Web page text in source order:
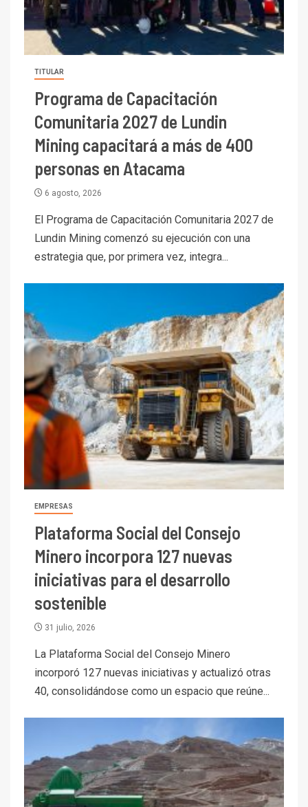
TITULAR
Programa de Capacitación
Comunitaria 2027 de Lundin
Mining capacitará a más de 400
personas en Atacama
6 agosto, 2026
El Programa de Capacitación Comunitaria 2027 de
Lundin Mining comenzó su ejecución con una
estrategia que, por primera vez, integra...
EMPRESAS
Plataforma Social del Consejo
Minero incorpora 127 nuevas
iniciativas para el desarrollo
sostenible
31 julio, 2026
La Plataforma Social del Consejo Minero
incorporó 127 nuevas iniciativas y actualizó otras
40, consolidándose como un espacio que reúne...